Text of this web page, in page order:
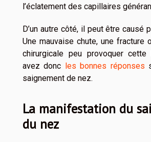
l’éclatement des capillaires
D’un autre côté, il peut être causé
Une mauvaise chute, une fracture
chirurgicale peu provoquer cette
avez donc
les bonnes réponses
saignement de nez.
La manifestation du
du nez